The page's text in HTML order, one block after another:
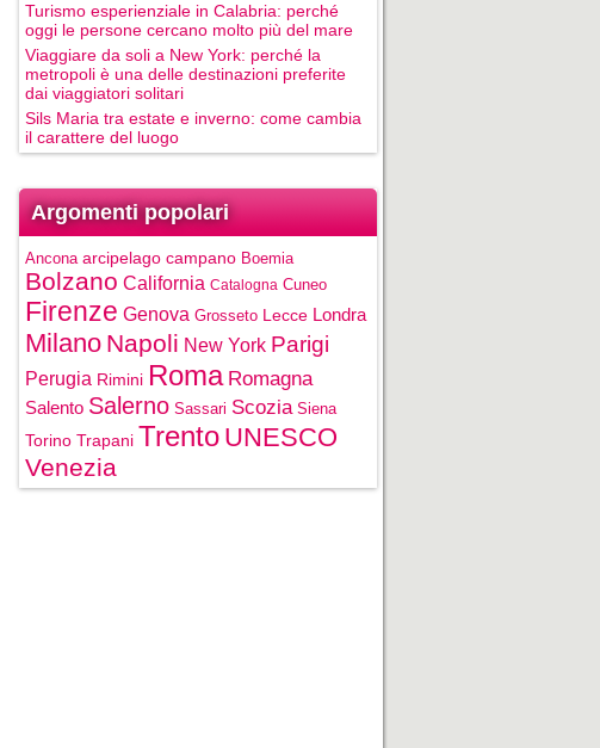
Turismo esperienziale in Calabria: perché
oggi le persone cercano molto più del mare
Viaggiare da soli a New York: perché la
metropoli è una delle destinazioni preferite
dai viaggiatori solitari
Sils Maria tra estate e inverno: come cambia
il carattere del luogo
Argomenti popolari
Ancona arcipelago campano Boemia
Bolzano California Catalogna Cuneo
Firenze Genova Grosseto Lecce Londra
Milano Napoli New York Parigi
Perugia Rimini Roma Romagna
Salento Salerno Sassari Scozia Siena
Torino Trapani Trento UNESCO
Venezia